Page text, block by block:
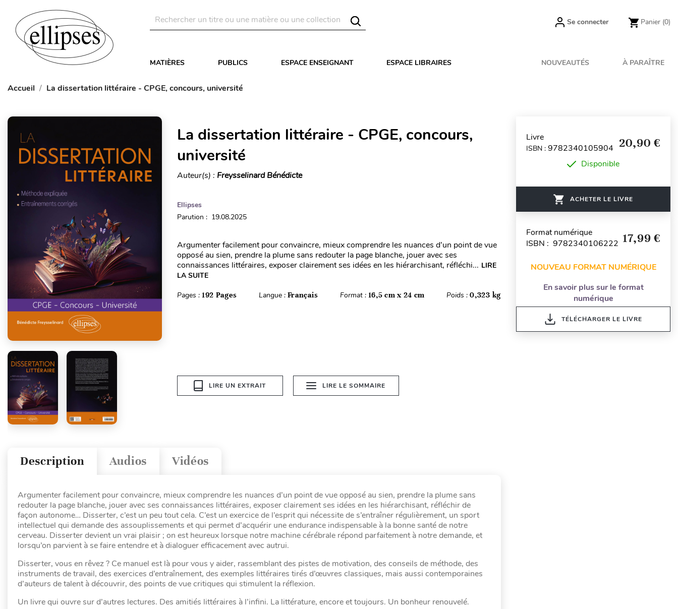
Se connecter Panier (0)
MATIÈRES PUBLICS ESPACE ENSEIGNANT ESPACE LIBRAIRES NOUVEAUTÉS À PARAÎTRE
Accueil La dissertation littéraire - CPGE, concours, université
La dissertation littéraire - CPGE, concours,
université
Auteur(s) : Freysselinard Bénédicte
Ellipses
Parution : 19.08.2025
Argumenter facilement pour convaincre, mieux comprendre les nuances d’un point de vue
opposé au sien, prendre la plume sans redouter la page blanche, jouer avec ses
connaissances littéraires, exposer clairement ses idées en les hiérarchisant, réfléchi... LIRE
LA SUITE
Pages : 192 Pages Langue : Français Format : 16,5 cm x 24 cm Poids :0,323 kg
LIRE UN EXTRAIT LIRE LE SOMMAIRE
Vidéos
Audios
Description
Argumenter facilement pour convaincre, mieux comprendre les nuances d’un point de vue opposé au sien, prendre la plume sans
redouter la page blanche, jouer avec ses connaissances littéraires, exposer clairement ses idées en les hiérarchisant, réfléchir de
façon autonome… Disserter, c’est un peu tout cela. C’est un exercice de l’esprit qui nécessite de s’entraîner régulièrement, un sport
intellectuel qui demande des assouplissements et qui permet d’acquérir une endurance indispensable à la bonne santé de notre
cerveau. Disserter devient un vrai plaisir ; on est heureux lorsque notre machine cérébrale répond parfaitement à notre demande, et
lorsqu’on parvient à se faire entendre et à dialoguer efficacement avec autrui.
Disserter, vous en rêvez ? Ce manuel est là pour vous y aider, rassemblant des pistes de motivation, des conseils de méthode, des
instruments de travail, des exercices d’entraînement, des exemples littéraires tirés d’œuvres classiques, mais aussi contemporaines
d’auteurs de talent à découvrir, des points de vue critiques qui stimulent la réflexion.
Un livre qui ouvre sur d’autres lectures. Des amitiés littéraires à l’infini. La littérature, encore et toujours. Un bonheur renouvelé.
Livre
ISBN : 9782340105904 20,90 €
Disponible
ACHETER LE LIVRE
Format numérique
ISBN : 9782340106222 17,99 €
NOUVEAU FORMAT NUMÉRIQUE
En savoir plus sur le format
numérique
TÉLÉCHARGER LE LIVRE